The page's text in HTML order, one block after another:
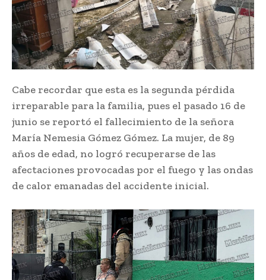
Cabe recordar que esta es la segunda pérdida
irreparable para la familia, pues el pasado 16 de
junio se reportó el fallecimiento de la señora
María Nemesia Gómez Gómez. La mujer, de 89
años de edad, no logró recuperarse de las
afectaciones provocadas por el fuego y las ondas
de calor emanadas del accidente inicial.